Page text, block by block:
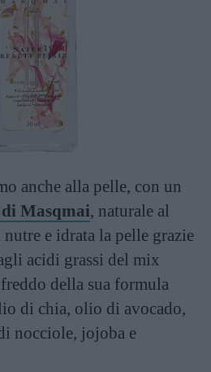
anche alla pelle, con un
Masqmai, naturale al
e idrata la pelle grazie
acidi grassi del mix
della sua formula
di chia, olio di avocado,
nocciole, jojoba e